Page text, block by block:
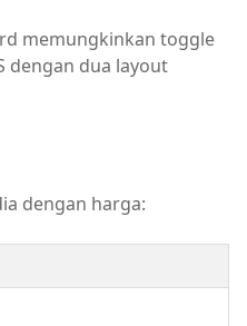
memungkinkan toggle
dengan dua layout
dengan harga: